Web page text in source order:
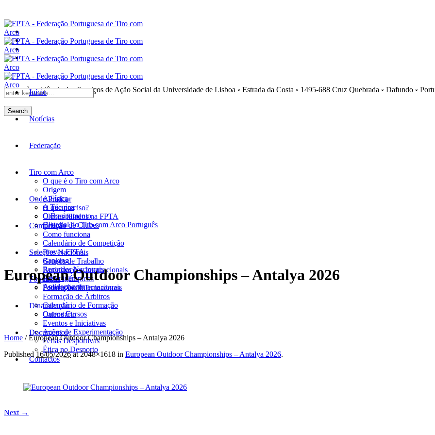
Anexo à residência dos Serviços de Ação Social da Universidade de Lisboa ◦ Estrada da Costa ◦ 1495-688 Cruz Quebrada ◦ Dafundo ◦
Search
Início
Notícias
Federação
Tiro com Arco
O que é o Tiro com Arco
Origem
A Física
A Técnica
O Equipamento
Historial do Tiro com Arco Português
Onde Praticar
O que preciso?
Clubes filiados na FPTA
Criação de Clubes
Competição
Como funciona
Calendário de Competição
Provas FPTA
Ranking
Recordes Nacionais
Arbitragem
Antidopagem
Seleções Nacionais
Grupos de Trabalho
Participações Internacionais
Jogos Olímpicos
Federações Internacionais
Formação
Formação de Treinadores
Formação de Árbitros
Calendário de Formação
Outros Cursos
Dinamização
Calendário
Eventos e Iniciativas
Ações de Experimentação
Férias Desportivas
Ética no Desporto
Documentos
Contactos
European Outdoor Championships – Antalya 2026
Home /European Outdoor Championships – Antalya 2026
Published16/05/2026at 2048×1618 in European Outdoor Championships – Antalya 2026.
Next →